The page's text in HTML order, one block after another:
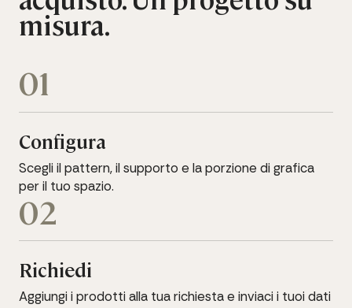
misura.
01
Configura
Scegli il pattern, il supporto e la porzione di grafica
per il tuo spazio.
02
Richiedi
Aggiungi i prodotti alla tua richiesta e inviaci i tuoi dati